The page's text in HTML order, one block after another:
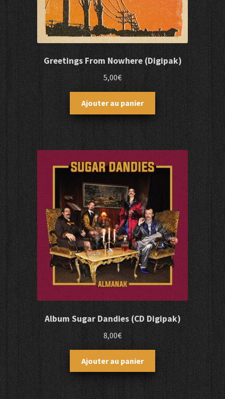
Greetings From Nowhere (Digipak)
5,00€
Ajouter au panier
Album Sugar Dandies (CD Digipak)
8,00€
Ajouter au panier